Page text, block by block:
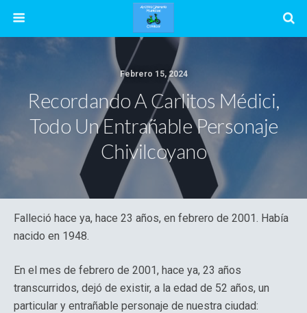
Febrero 15, 2024
Recordando A Carlitos Médici,
Todo Un Entrañable Personaje
Chivilcoyano
Falleció hace ya, hace 23 años, en febrero de 2001. Había
nacido en 1948.
En el mes de febrero de 2001, hace ya, 23 años
transcurridos, dejó de existir, a la edad de 52 años, un
particular y entrañable personaje de nuestra ciudad: